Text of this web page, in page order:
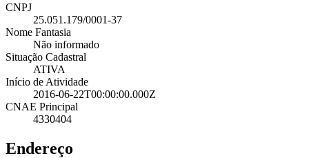
CNPJ
25.051.179/0001-37
Nome Fantasia
Não informado
Situação Cadastral
ATIVA
Início de Atividade
2016-06-22T00:00:00.000Z
CNAE Principal
4330404
Endereço